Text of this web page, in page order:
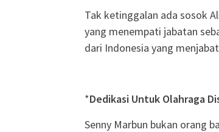
Tak ketinggalan ada sosok
yang menempati jabatan
dari Indonesia yang
*Dedikasi Untuk Olahraga
Senny Marbun bukan orang